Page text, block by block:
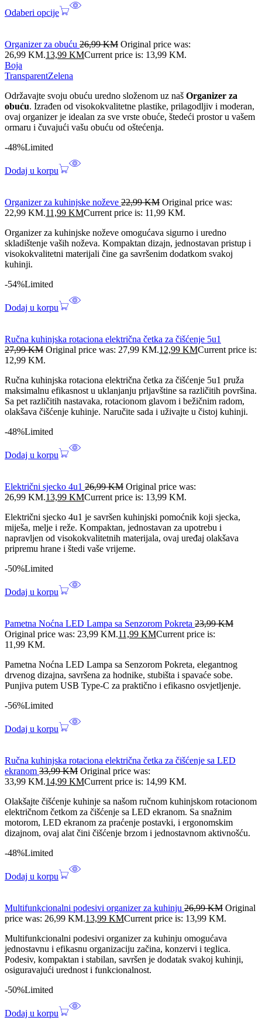
Odaberi opcije
Organizer za obuću 26,99KM Original price was:
26,99 KM.13,99 KMCurrent price is: 13,99 KM.
Boja
TransparentZelena
Održavajte svoju obuću uredno složenom uz naš Organizer za
obuću. Izrađen od visokokvalitetne plastike, prilagodljiv i moderan,
ovaj organizer je idealan za sve vrste obuće, štedeći prostor u vašem
ormaru i čuvajući vašu obuću od oštećenja.
-48%Limited
Dodaj u korpu
Organizer za kuhinjske noževe 22,99KM Original price was:
22,99 KM.11,99 KMCurrent price is: 11,99 KM.
Organizer za kuhinjske noževe omogućava sigurno i uredno
skladištenje vaših noževa. Kompaktan dizajn, jednostavan pristup i
visokokvalitetni materijali čine ga savršenim dodatkom svakoj
kuhinji.
-54%Limited
Dodaj u korpu
Ručna kuhinjska rotaciona električna četka za čišćenje 5u1
27,99KM Original price was: 27,99 KM.12,99 KMCurrent price is:
12,99 KM.
Ručna kuhinjska rotaciona električna četka za čišćenje 5u1 pruža
maksimalnu efikasnost u uklanjanju prljavštine sa različitih površina.
Sa pet različitih nastavaka, rotacionom glavom i bežičnim radom,
olakšava čišćenje kuhinje. Naručite sada i uživajte u čistoj kuhinji.
-48%Limited
Dodaj u korpu
Električni sjecko 4u1 26,99KM Original price was:
26,99 KM.13,99 KMCurrent price is: 13,99 KM.
Električni sjecko 4u1 je savršen kuhinjski pomoćnik koji sjecka,
miješa, melje i reže. Kompaktan, jednostavan za upotrebu i
napravljen od visokokvalitetnih materijala, ovaj uređaj olakšava
pripremu hrane i štedi vaše vrijeme.
-50%Limited
Dodaj u korpu
Pametna Noćna LED Lampa sa Senzorom Pokreta 23,99KM
Original price was: 23,99 KM.11,99 KMCurrent price is:
11,99 KM.
Pametna Noćna LED Lampa sa Senzorom Pokreta, elegantnog
drvenog dizajna, savršena za hodnike, stubišta i spavaće sobe.
Punjiva putem USB Type-C za praktično i efikasno osvjetljenje.
-56%Limited
Dodaj u korpu
Ručna kuhinjska rotaciona električna četka za čišćenje sa LED
ekranom 33,99KM Original price was:
33,99 KM.14,99 KMCurrent price is: 14,99 KM.
Olakšajte čišćenje kuhinje sa našom ručnom kuhinjskom rotacionom
električnom četkom za čišćenje sa LED ekranom. Sa snažnim
motorom, LED ekranom za praćenje postavki, i ergonomskim
dizajnom, ovaj alat čini čišćenje brzom i jednostavnom aktivnošću.
-48%Limited
Dodaj u korpu
Multifunkcionalni podesivi organizer za kuhinju 26,99KM Original
price was: 26,99 KM.13,99 KMCurrent price is: 13,99 KM.
Multifunkcionalni podesivi organizer za kuhinju omogućava
jednostavnu i efikasnu organizaciju začina, konzervi i teglica.
Podesiv, kompaktan i stabilan, savršen je dodatak svakoj kuhinji,
osiguravajući urednost i funkcionalnost.
-50%Limited
Dodaj u korpu